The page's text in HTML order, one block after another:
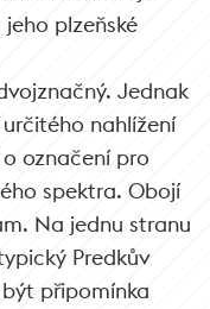
plzeňské
Jednak
nahlížení
označení pro
spektra. Obojí
Na jednu stranu
Predkův
připomínka